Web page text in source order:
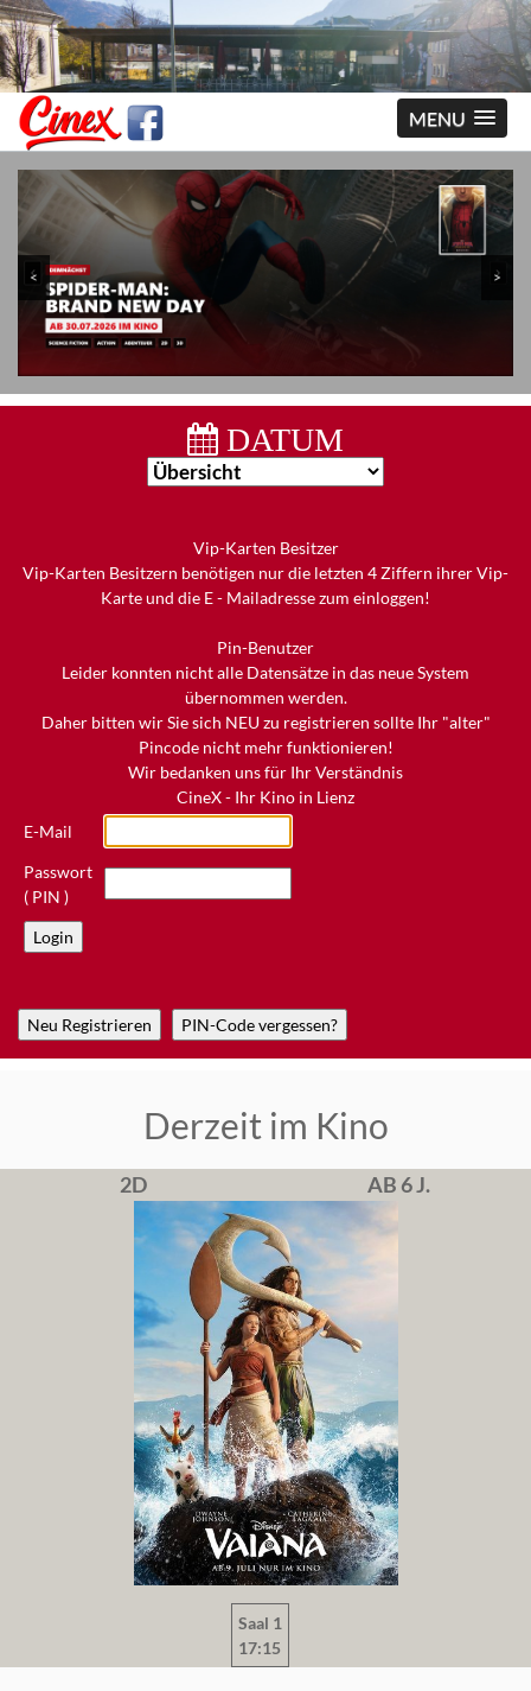
MENU
< >
DATUM
Vip-Karten Besitzer
Vip-Karten Besitzern benötigen nur die letzten 4 Ziffern ihrer Vip-
Karte und die E - Mailadresse zum einloggen!
Pin-Benutzer
Leider konnten nicht alle Datensätze in das neue System
übernommen werden.
Daher bitten wir Sie sich NEU zu registrieren sollte Ihr "alter"
Pincode nicht mehr funktionieren!
Wir bedanken uns für Ihr Verständnis
CineX - Ihr Kino in Lienz
E-Mail
Passwort
( PIN )
Derzeit im Kino
2D AB 6 J.
Saal 1
17:15